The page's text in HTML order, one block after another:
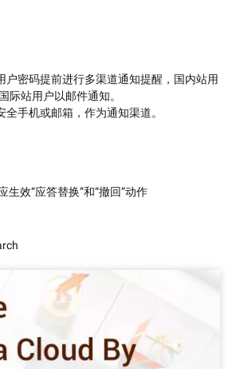
户密码提前进行多渠道通知提醒，国内站用
际站用户以邮件通知。
手机或邮箱，作为通知渠道。
生效“应答替换”和“撤回”动作